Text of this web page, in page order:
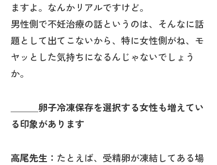
ますよ。なんかリアルですけど。
男性側で不妊治療の話というのは、そんなに話
題として出てこないから、特に女性側がね、モ
ヤッとした気持ちになるんじゃないでしょう
か。
＿＿＿卵子冷凍保存を選択する女性も増えてい
る印象があります
高尾先生： たとえば、受精卵が凍結してある場